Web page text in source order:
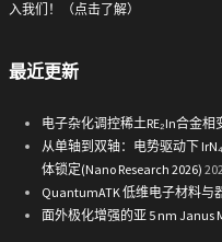
入我们！（点击了解）
最近更新
电子杂化调控稀土RE₂In合金相
从单轴到双轴：电势驱动下
体锁定(Nano Research 2026)
QuantumATK 低维电子材料与
面外极化增强的亚 5 nm Janus